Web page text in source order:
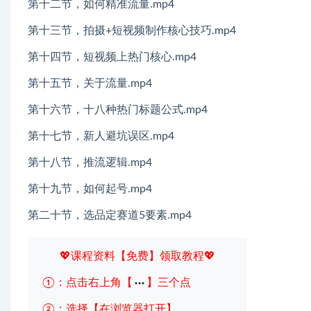
第十二节，如何精准流量.mp4
第十三节，拍摄+短视频制作核心技巧.mp4
第十四节，短视频上热门核心.mp4
第十五节，关于流量.mp4
第十六节，十八种热门标题公式.mp4
第十七节，新人避坑误区.mp4
第十八节，推流逻辑.mp4
第十九节，如何起号.mp4
第二十节，选品定赛道5要素.mp4
💖课程资料【免费】领取教程💖
①：点击右上角【 】三个点
②：选择【在浏览器打开】